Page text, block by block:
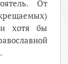
От
хотя бы